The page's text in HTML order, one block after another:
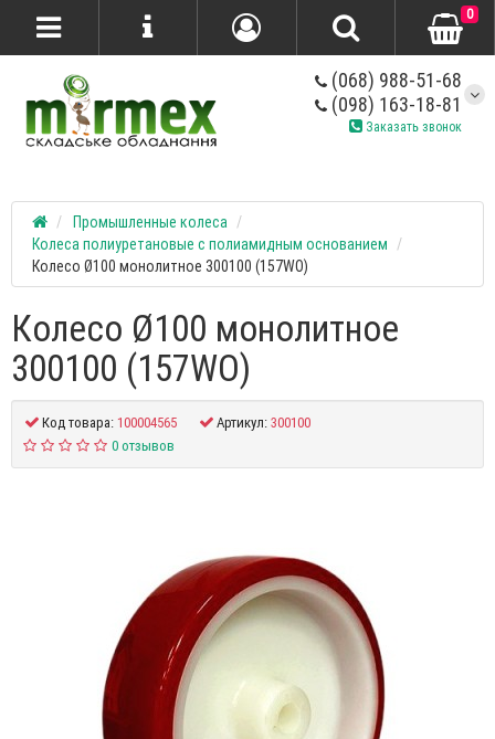
(068) 988-51-68
(098) 163-18-81
Заказать звонок
0
Промышленные колеса
Колеса полиуретановые с полиамидным основанием
Колесо Ø100 монолитное 300100 (157WO)
Колесо Ø100 монолитное
300100 (157WO)
Код товара:100004565 Артикул:300100
0 отзывов